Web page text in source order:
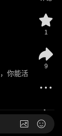
你能活
1
9